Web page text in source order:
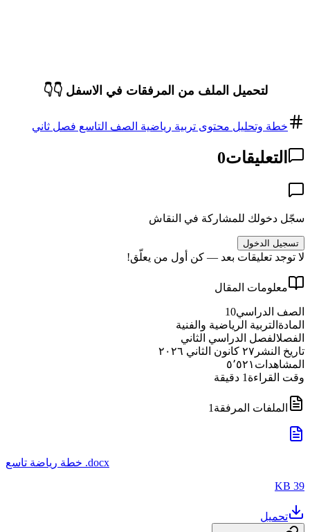
لتحميل الملف من المرفقات في الاسفل 👇👇
خطة وتحليل محتوى تربية رياضية الصف التاسع فصل ثاني
التعليقات0
سجّل دخولك للمشاركة في النقاش
تسجيل الدخول
لا توجد تعليقات بعد — كن أول من يعلّق!
معلومات المقال
الصف الدراسي10
المادة التربية الرياضية والفنية
الفصلالفصل الدراسي الثاني
تاريخ النشر ٢٧ كانون الثاني ٢٠٢٦
المشاهدات ٥٬٥٢١
وقت القراءة 1 دقيقة
الملفات المرفقة 1
خطة رياضة تاسع .docx
39 KB
تحميل